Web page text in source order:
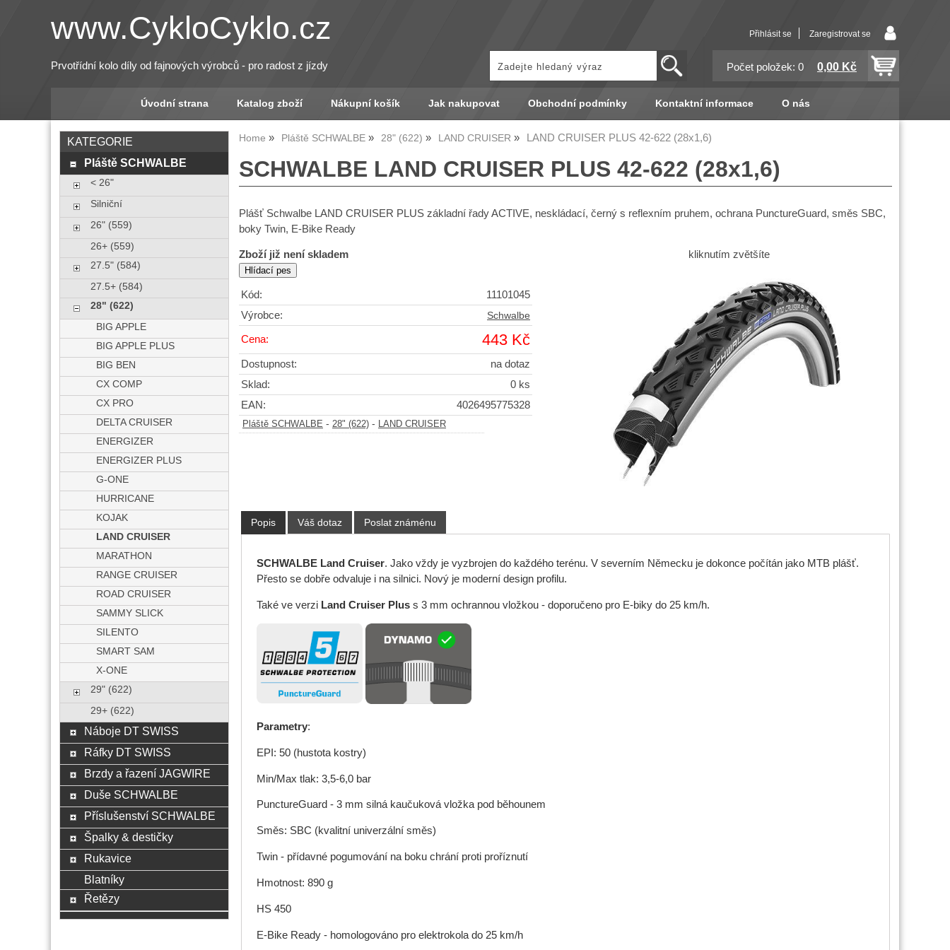
Přihlásit se Zaregistrovat se
Počet položek: 0 0,00 Kč
www.CykloCyklo.cz
Prvotřídní kolo díly od fajnových výrobců - pro radost z jízdy
Úvodní strana Katalog zboží Nákupní košík Jak nakupovat Obchodní podmínky Kontaktní informace O nás
Home Pláště SCHWALBE 28" (622) LAND CRUISER LAND CRUISER PLUS 42-622 (28x1,6)
SCHWALBE LAND CRUISER PLUS 42-622 (28x1,6)
Plášť Schwalbe LAND CRUISER PLUS základní řady ACTIVE, neskládací, černý s reflexním pruhem, ochrana PunctureGuard, směs SBC,
boky Twin, E-Bike Ready
kliknutím zvětšíte
Zboží již není skladem
Kód:
11101045
Výrobce:
Schwalbe
Cena: 443 Kč
Dostupnost:
na dotaz
Sklad:
0 ks
EAN:
4026495775328
Pláště SCHWALBE - 28" (622) - LAND CRUISER
Popis Váš dotaz Poslat známénu
SCHWALBE Land Cruiser. Jako vždy je vyzbrojen do každého terénu. V severním Německu je dokonce počítán jako MTB plášť.
Přesto se dobře odvaluje i na silnici. Nový je moderní design profilu.
Také ve verzi Land Cruiser Plus s 3 mm ochrannou vložkou - doporučeno pro E-biky do 25 km/h.
Parametry:
EPI: 50 (hustota kostry)
Min/Max tlak: 3,5-6,0 bar
PunctureGuard - 3 mm silná kaučuková vložka pod běhounem
Směs: SBC (kvalitní univerzální směs)
Twin - přídavné pogumování na boku chrání proti proříznutí
Hmotnost: 890 g
HS 450
E-Bike Ready - homologováno pro elektrokola do 25 km/h
KATEGORIE
Pláště SCHWALBE
< 26"
Silniční
26" (559)
26+ (559)
27.5" (584)
27.5+ (584)
28" (622)
BIG APPLE
BIG APPLE PLUS
BIG BEN
CX COMP
CX PRO
DELTA CRUISER
ENERGIZER
ENERGIZER PLUS
G-ONE
HURRICANE
KOJAK
LAND CRUISER
MARATHON
RANGE CRUISER
ROAD CRUISER
SAMMY SLICK
SILENTO
SMART SAM
X-ONE
29" (622)
29+ (622)
Náboje DT SWISS
Ráfky DT SWISS
Brzdy a řazení JAGWIRE
Duše SCHWALBE
Příslušenství SCHWALBE
Špalky & destičky
Rukavice
Blatníky
Řetězy